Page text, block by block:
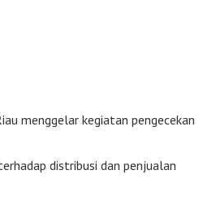
menggelar kegiatan pengecekan
distribusi dan penjualan